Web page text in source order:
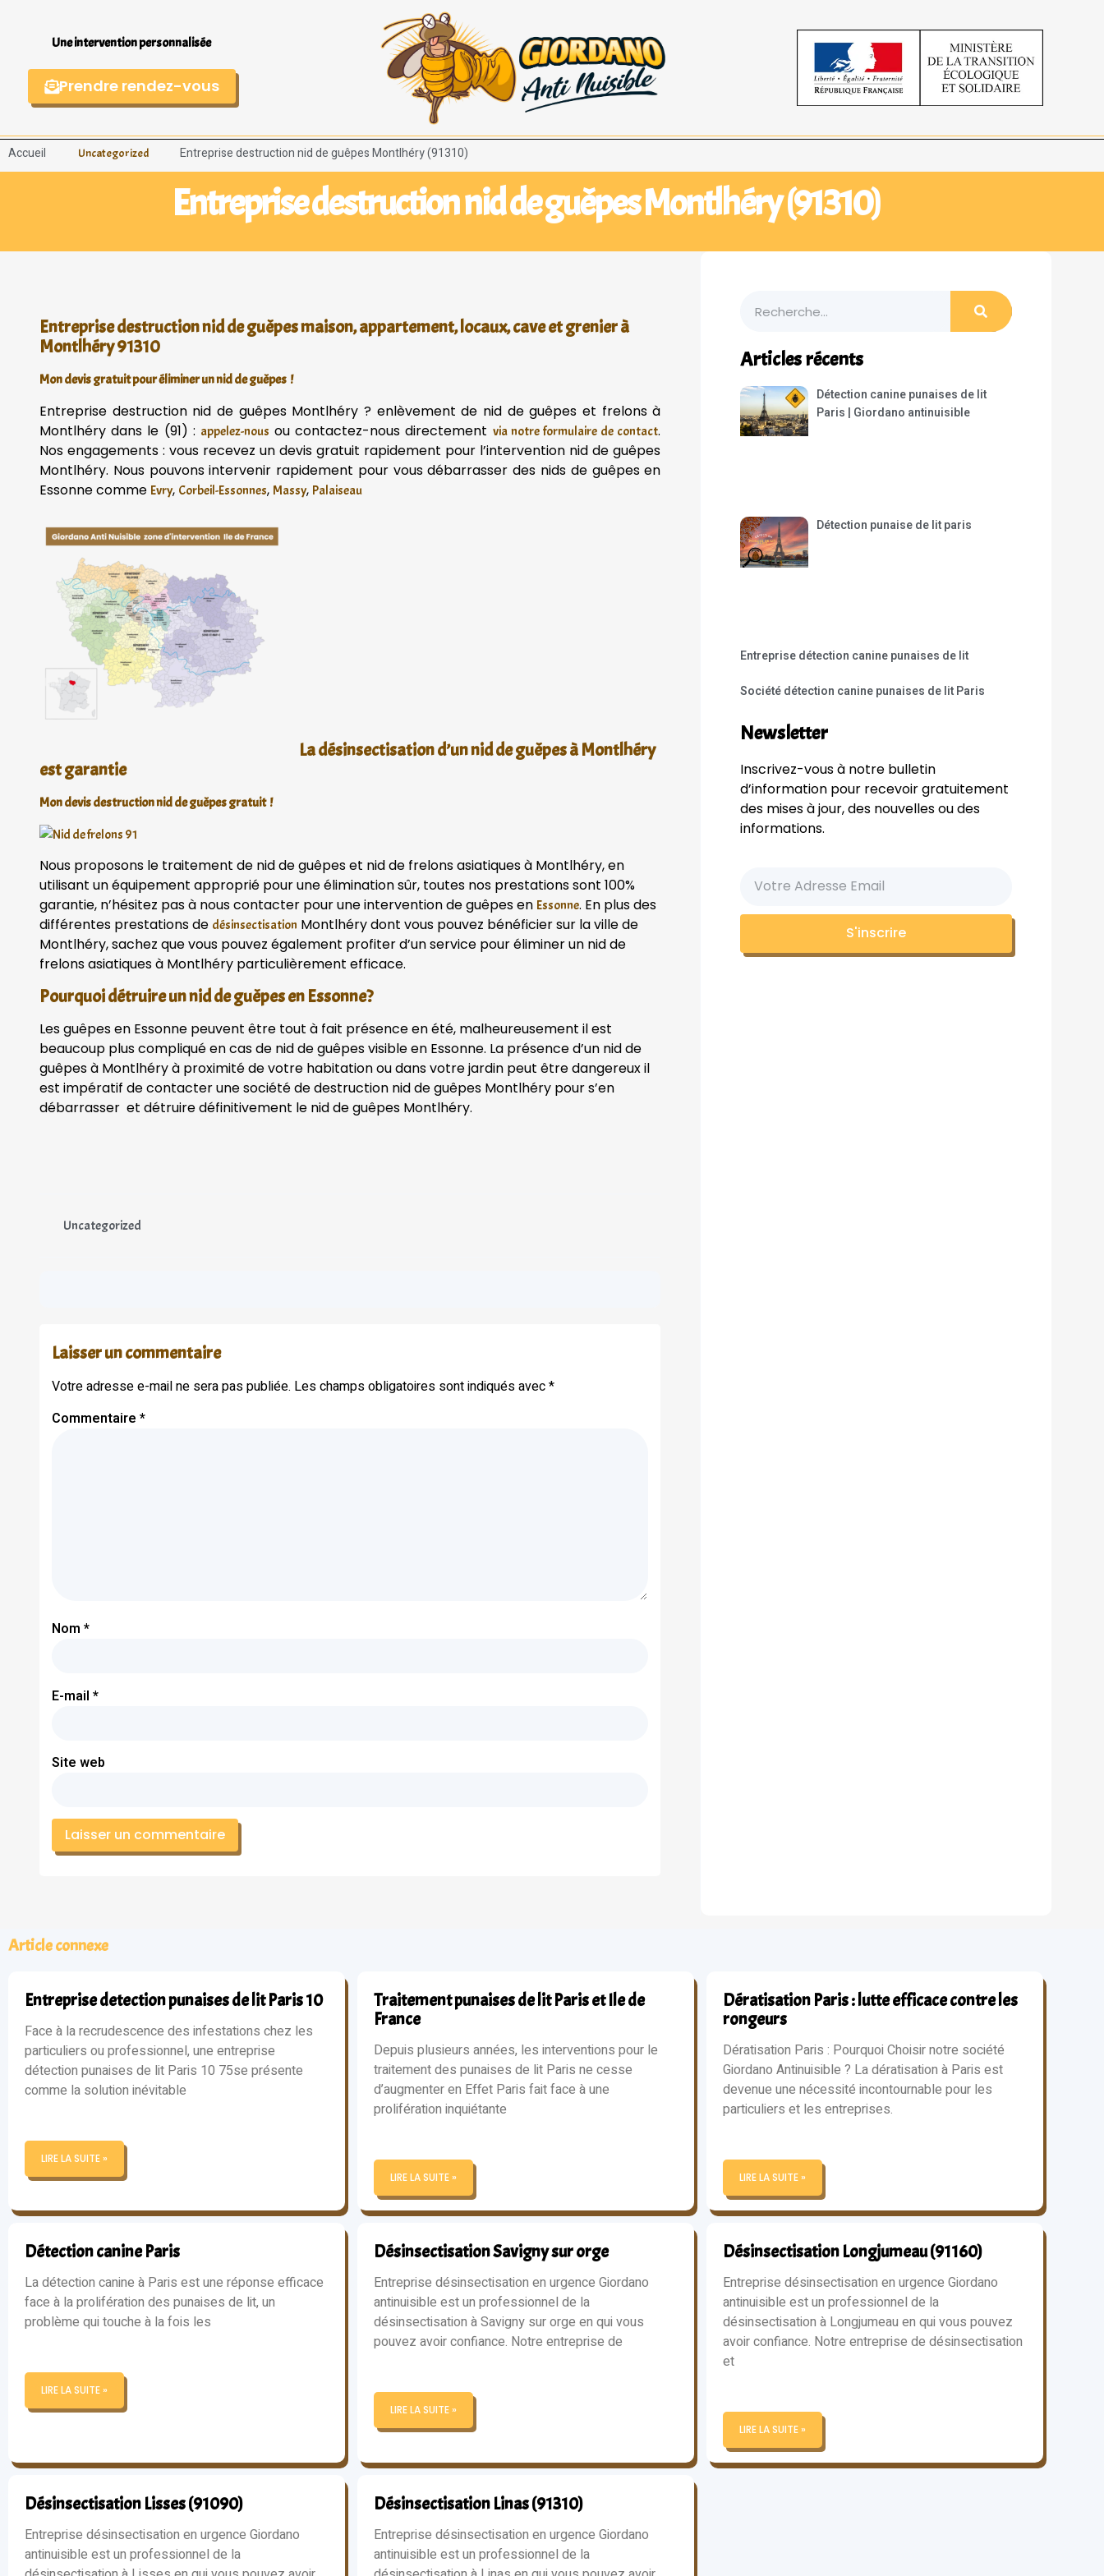
Une intervention personnalisée
Prendre rendez-vous
Accueil Uncategorized Entreprise destruction nid de guêpes Montlhéry (91310)
Entreprise destruction nid de guêpes Montlhéry (91310)
Entreprise destruction nid de guêpes maison, appartement, locaux, cave et grenier à
Montlhéry 91310
Mon devis gratuit pour éliminer un nid de guêpes !
Entreprise destruction nid de guêpes Montlhéry ? enlèvement de nid de guêpes et frelons à
Montlhéry dans le (91) : appelez-nous ou contactez-nous directement via notre formulaire de contact.
Nos engagements : vous recevez un devis gratuit rapidement pour l’intervention nid de guêpes
Montlhéry. Nous pouvons intervenir rapidement pour vous débarrasser des nids de guêpes en
Essonne comme Evry, Corbeil-Essonnes, Massy, Palaiseau
La désinsectisation d’un nid de guêpes à Montlhéry
est garantie
Mon devis destruction nid de guêpes gratuit !
Nous proposons le traitement de nid de guêpes et nid de frelons asiatiques à Montlhéry, en
utilisant un équipement approprié pour une élimination sûr, toutes nos prestations sont 100%
garantie, n’hésitez pas à nous contacter pour une intervention de guêpes en Essonne. En plus des
différentes prestations de désinsectisation Montlhéry dont vous pouvez bénéficier sur la ville de
Montlhéry, sachez que vous pouvez également profiter d’un service pour éliminer un nid de
frelons asiatiques à Montlhéry particulièrement efficace.
Pourquoi détruire un nid de guêpes en Essonne?
Les guêpes en Essonne peuvent être tout à fait présence en été, malheureusement il est
beaucoup plus compliqué en cas de nid de guêpes visible en Essonne. La présence d’un nid de
guêpes à Montlhéry à proximité de votre habitation ou dans votre jardin peut être dangereux il
est impératif de contacter une société de destruction nid de guêpes Montlhéry pour s’en
débarrasser et détruire définitivement le nid de guêpes Montlhéry.
Uncategorized
Laisser un commentaire
Votre adresse e-mail ne sera pas publiée. Les champs obligatoires sont indiqués avec*
Commentaire *
Nom *
E-mail *
Site web
Articles récents
Détection canine punaises de lit
Paris | Giordano antinuisible
Détection punaise de lit paris
Entreprise détection canine punaises de lit
Société détection canine punaises de lit Paris
Newsletter
Inscrivez-vous à notre bulletin
d’information pour recevoir gratuitement
des mises à jour, des nouvelles ou des
informations.
S'inscrire
Article connexe
Entreprise detection punaises de lit Paris 10
Face à la recrudescence des infestations chez les
particuliers ou professionnel, une entreprise
détection punaises de lit Paris 10 75se présente
comme la solution inévitable
LIRE LA SUITE »
Traitement punaises de lit Paris et Ile de
France
Depuis plusieurs années, les interventions pour le
traitement des punaises de lit Paris ne cesse
d’augmenter en Effet Paris fait face à une
prolifération inquiétante
LIRE LA SUITE »
Dératisation Paris : lutte efficace contre les
rongeurs
Dératisation Paris : Pourquoi Choisir notre société
Giordano Antinuisible ? La dératisation à Paris est
devenue une nécessité incontournable pour les
particuliers et les entreprises.
LIRE LA SUITE »
Détection canine Paris
La détection canine à Paris est une réponse efficace
face à la prolifération des punaises de lit, un
problème qui touche à la fois les
LIRE LA SUITE »
Désinsectisation Savigny sur orge
Entreprise désinsectisation en urgence Giordano
antinuisible est un professionnel de la
désinsectisation à Savigny sur orge en qui vous
pouvez avoir confiance. Notre entreprise de
LIRE LA SUITE »
Désinsectisation Longjumeau (91160)
Entreprise désinsectisation en urgence Giordano
antinuisible est un professionnel de la
désinsectisation à Longjumeau en qui vous pouvez
avoir confiance. Notre entreprise de désinsectisation
et
LIRE LA SUITE »
Désinsectisation Lisses (91090)
Entreprise désinsectisation en urgence Giordano
antinuisible est un professionnel de la
Désinsectisation Linas (91310)
Entreprise désinsectisation en urgence Giordano
antinuisible est un professionnel de la